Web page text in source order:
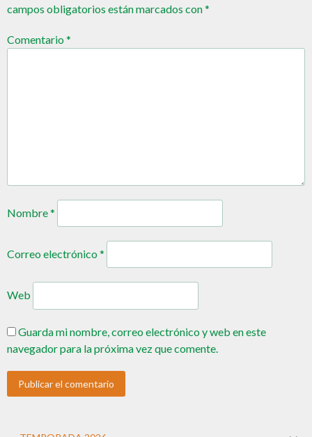
campos obligatorios están marcados con*
Comentario*
Nombre*
Correo electrónico*
Web
Guarda mi nombre, correo electrónico y web en este
navegador para la próxima vez que comente.